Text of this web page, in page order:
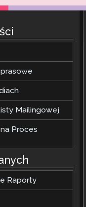
Mailingowej
Proces
Raporty